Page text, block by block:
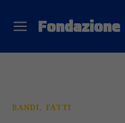
BANDI FATTI